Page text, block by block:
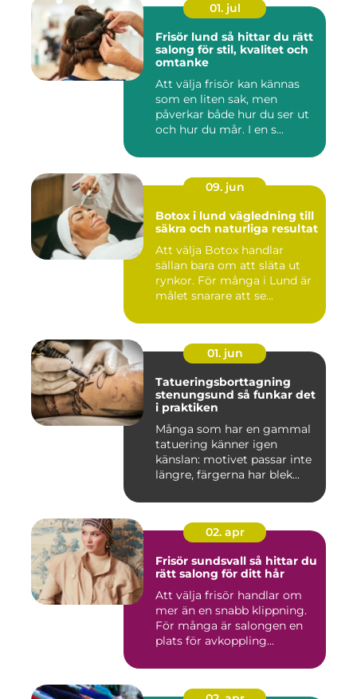
01. jul
Frisör lund så hittar du rätt
salong för stil, kvalitet och
omtanke
Att välja frisör kan kännas
som en liten sak, men
påverkar både hur du ser ut
och hur du mår. I en s...
09. jun
Botox i lund vägledning till
säkra och naturliga resultat
Att välja Botox handlar
sällan bara om att släta ut
rynkor. För många i Lund är
målet snarare att se...
01. jun
Tatueringsborttagning
stenungsund så funkar det
i praktiken
Många som har en gammal
tatuering känner igen
känslan: motivet passar inte
längre, färgerna har blek...
02. apr
Frisör sundsvall så hittar du
rätt salong för ditt hår
Att välja frisör handlar om
mer än en snabb klippning.
För många är salongen en
plats för avkoppling...